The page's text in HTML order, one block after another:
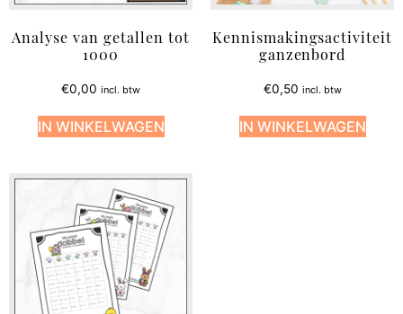
Analyse van getallen tot
1000
€0,00 incl. btw
IN WINKELWAGEN
Kennismakingsactiviteit
ganzenbord
€0,50 incl. btw
IN WINKELWAGEN